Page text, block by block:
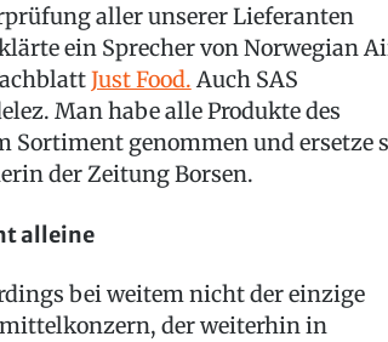
aller unserer Lieferanten
ein Sprecher von Norwegian
Just Food. Auch SAS
Man habe alle Produkte des
Sortiment genommen und ersetze
der Zeitung Borsen.
alleine
bei weitem nicht der einzige
der weiterhin in